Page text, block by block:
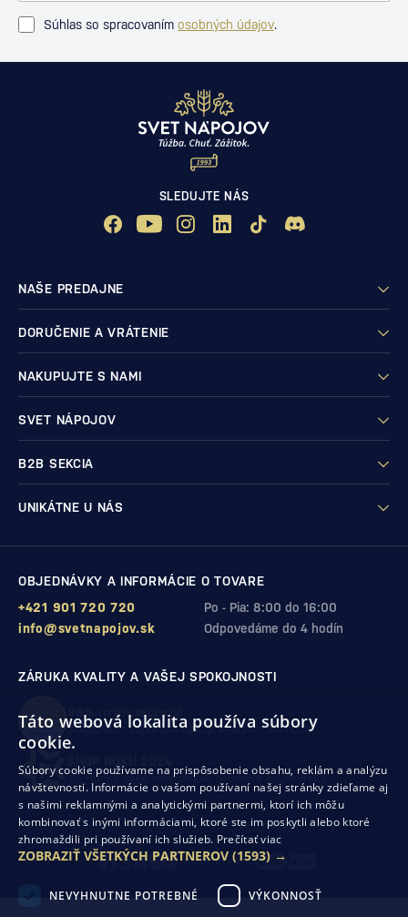
Súhlas so spracovaním osobných údajov.
SLEDUJTE NÁS
NAŠE PREDAJNE
DORUČENIE A VRÁTENIE
NAKUPUJTE S NAMI
SVET NÁPOJOV
B2B SEKCIA
UNIKÁTNE U NÁS
OBJEDNÁVKY A INFORMÁCIE O TOVARE
Po - Pia: 8:00 do 16:00
+421 901 720 720
Odpovedáme do 4 hodín
info@svetnapojov.sk
ZÁRUKA KVALITY A VAŠEJ SPOKOJNOSTI
99% (11 978 RECENZIÍ)
zákazníkov odporúča nákup v našom obchode
10. rok po sebesme získali ocenenie od Heureka
Ochrana osobných údajovObchodné podmienky
Odstúpenie od zmluvy
Táto webová lokalita používa súbory
cookie.
Súbory cookie používame na prispôsobenie obsahu, reklám a analýzu
návštevnosti. Informácie o vašom používaní našej stránky zdieľame aj
s našimi reklamnými a analytickými partnermi, ktorí ich môžu
kombinovať s inými informáciami, ktoré ste im poskytli alebo ktoré
zhromaždili pri používaní ich služieb. Prečítať viac
ZOBRAZIŤ VŠETKÝCH PARTNEROV (1593) →
NEVYHNUTNE POTREBNÉ VÝKONNOSŤ